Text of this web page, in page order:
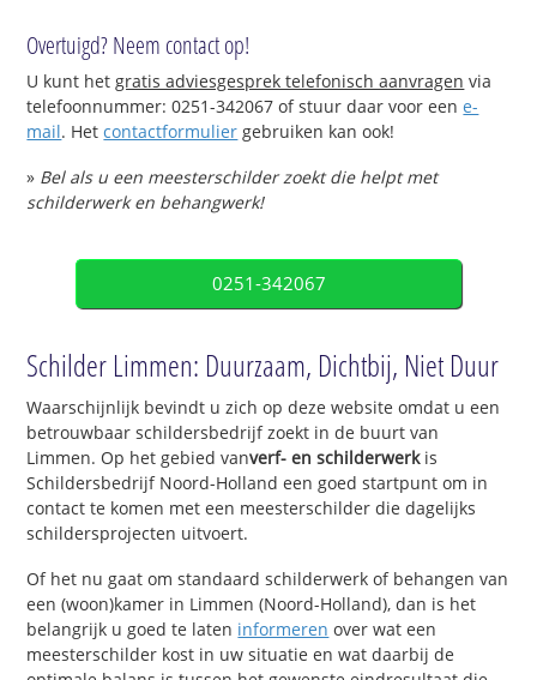
Overtuigd? Neem contact op!
U kunt hetgratis adviesgesprek telefonisch aanvragen via
telefoonnummer: 0251-342067 of stuur daar voor eene-
mail. Hetcontactformulier gebruiken kan ook!
» Bel als u een meesterschilder zoekt die helpt met
schilderwerk en behangwerk!
0251-342067
Schilder Limmen: Duurzaam, Dichtbij, Niet Duur
Waarschijnlijk bevindt u zich op deze website omdat u een
betrouwbaar schildersbedrijf zoekt in de buurt van
Limmen. Op het gebied vanverf- en schilderwerkis
Schildersbedrijf Noord-Holland een goed startpunt om in
contact te komen met een meesterschilder die dagelijks
schildersprojecten uitvoert.
Of het nu gaat om standaard schilderwerk of behangen van
een (woon)kamer in Limmen (Noord-Holland), dan is het
belangrijk u goed te laten informeren over wat een
meesterschilder kost in uw situatie en wat daarbij de